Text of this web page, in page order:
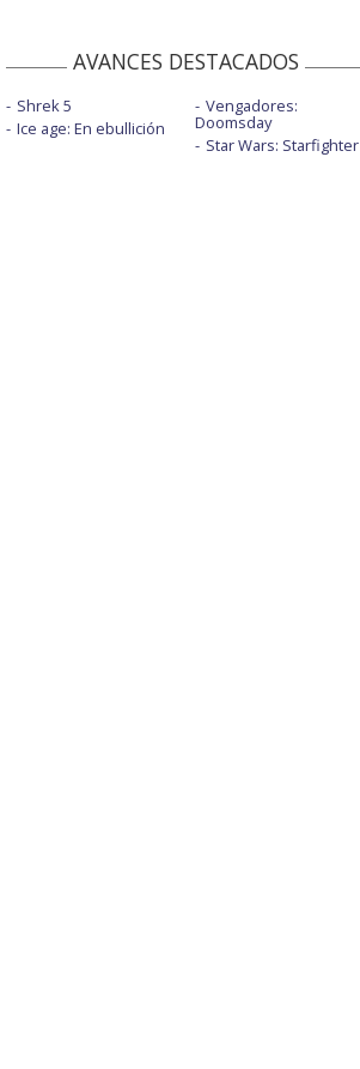
AVANCES DESTACADOS
Shrek 5
Ice age: En ebullición
Vengadores:
Doomsday
Star Wars: Starfighter